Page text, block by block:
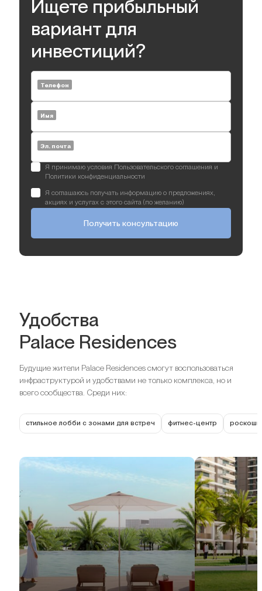
Ищете прибыльный
вариант для
инвестиций?
Телефон
Имя
Эл. почта
Я принимаю условия Пользовательского соглашения и
Политики конфиденциальности
Я соглашаюсь получать информацию о предложениях,
акциях и услугах с этого сайта (по желанию)
Получить консультацию
Удобства
Palace Residences
Будущие жители Palace Residences смогут воспользоваться
инфраструктурой и удобствами не только комплекса, но и
всего сообщества. Среди них:
стильное лобби с зонами для встреч фитнес-центр